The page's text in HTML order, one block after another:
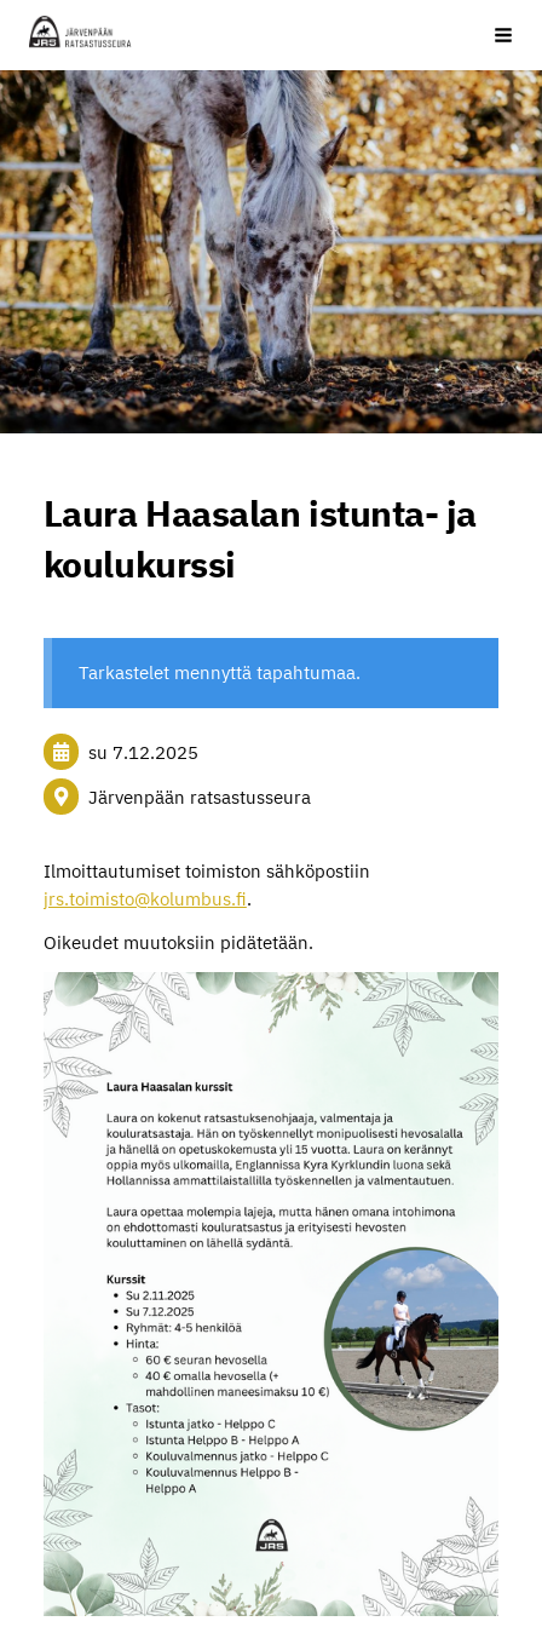
Siirry
sivun
sisältöön
JRS ry
Laura Haasalan istunta- ja
koulukurssi
Tarkastelet mennyttä tapahtumaa.
su 7.12.2025
Järvenpään ratsastusseura
Ilmoittautumiset toimiston sähköpostiin
jrs.toimisto@kolumbus.fi.
Oikeudet muutoksiin pidätetään.